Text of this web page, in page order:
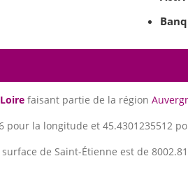
Loire faisant partie de la région
pour la longitude et 45.4301235512
de Saint-Étienne est de